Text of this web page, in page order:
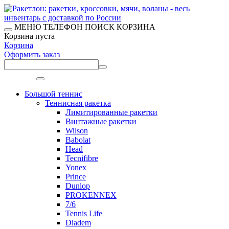
МЕНЮ ТЕЛЕФОН ПОИСК КОРЗИНА
Корзина пуста
Корзина
Оформить заказ
Большой теннис
Теннисная ракетка
Лимитированные ракетки
Винтажные ракетки
Wilson
Babolat
Head
Tecnifibre
Yonex
Prince
Dunlop
PROKENNEX
7/6
Tennis Life
Diadem